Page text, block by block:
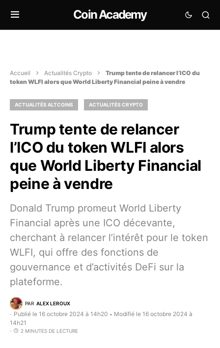
Coin Academy
Accueil Actualités Crypto
Trump tente de relancer l’ICO du
token WLFI alors que World Liberty Financial peine à vendre
ACTUALITÉS ALTCOINS ACTUALITÉS CRYPTO
Trump tente de relancer
l’ICO du token WLFI alors
que World Liberty Financial
peine à vendre
Donald Trump promeut World Liberty
Financial après une ICO décevante,
cherchant à relancer l’intérêt pour le token
WLFI, qui offre des fonctions de
gouvernance et d’activités DeFi sur la
plateforme.
PAR ALEX LEROUX
Publié le 16 octobre 2024 à 14h20 • Modifié le 16 octobre 2024 à
14h21
2 MINUTES DE LECTURE